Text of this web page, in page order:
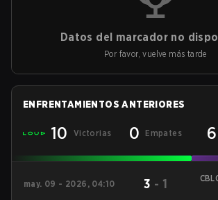
Datos del marcador no
Por favor, vuelve más tarde
ENFRENTAMIENTOS ANTERIORES
10 Victorias 0 Empates 6
may. 09 - 2026, 04:10 3 - 1